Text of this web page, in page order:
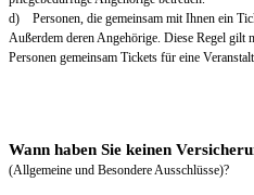
d) Personen, die gemeinsam mit Ihnen ein
Außerdem deren Angehörige. Diese Regel gilt
Personen gemeinsam Tickets für eine
Wann haben Sie keinen
(Allgemeine und Besondere Ausschlüsse)?